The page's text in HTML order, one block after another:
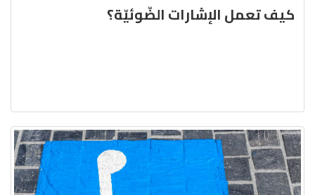
كيف تعمل الإشارات الضّوئيّة؟